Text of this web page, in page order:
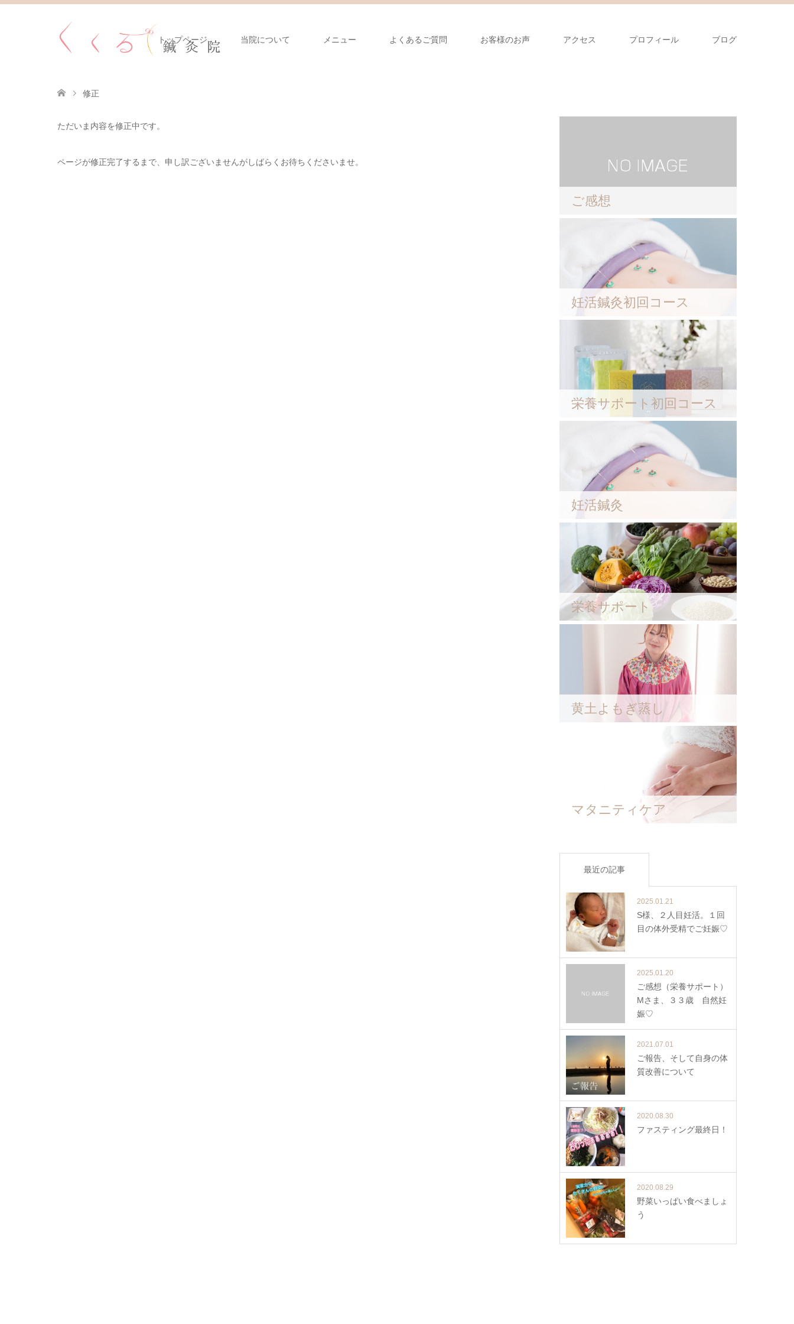
トップページ 当院について メニュー よくあるご質問 お客様のお声 アクセス プロフィール ブログ
修正
ただいま内容を修正中です。
ページが修正完了するまで、申し訳ございませんがしばらくお待ちくださいませ。
ご感想
妊活鍼灸初回コース
栄養サポート初回コース
妊活鍼灸
栄養サポート
黄土よもぎ蒸し
マタニティケア
最近の記事
2025.01.21
S様、２人目妊活。１回
目の体外受精でご妊娠♡
2025.01.20
ご感想（栄養サポート）
Mさま、３３歳 自然妊
娠♡
2021.07.01
ご報告、そして自身の体
質改善について
2020.08.30
ファスティング最終日！
2020.08.29
野菜いっぱい食べましょ
う